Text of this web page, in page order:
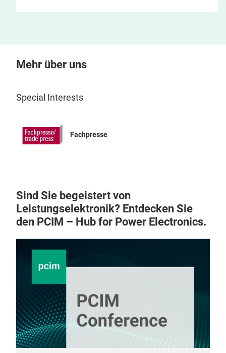
Mehr über uns
Special Interests
Fachpresse
Sind Sie begeistert von
Leistungselektronik? Entdecken Sie
den PCIM – Hub for Power Electronics.